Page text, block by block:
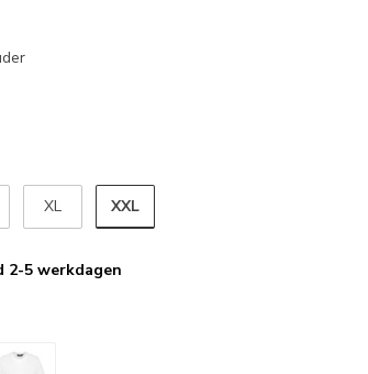
XL XXL
2-5 werkdagen